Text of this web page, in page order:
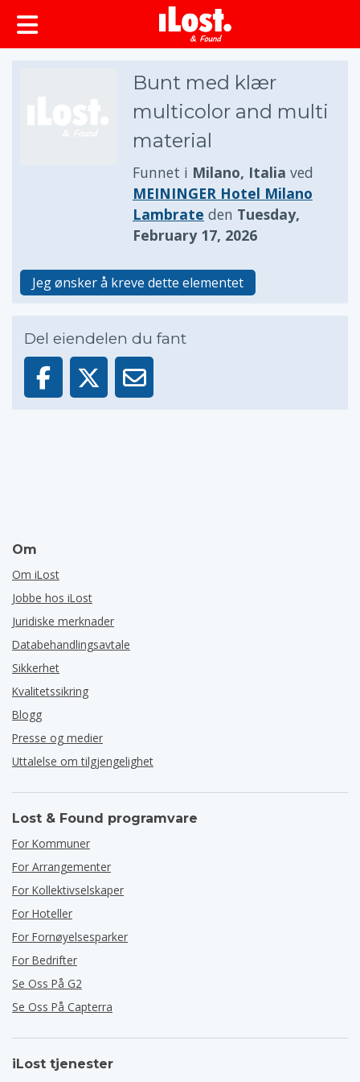
Bunt med klær
multicolor and multi
material
Funnet i Milano, Italia ved
MEININGER Hotel Milano
Lambrate den Tuesday,
February 17, 2026
Jeg ønsker å kreve dette elementet
Del eiendelen du fant
Om
Om iLost
Jobbe hos iLost
Juridiske merknader
Databehandlingsavtale
Sikkerhet
Kvalitetssikring
Blogg
Presse og medier
Uttalelse om tilgjengelighet
Lost & Found programvare
For Kommuner
For Arrangementer
For Kollektivselskaper
For Hoteller
For Fornøyelsesparker
For Bedrifter
Se Oss På G2
Se Oss På Capterra
iLost tjenester